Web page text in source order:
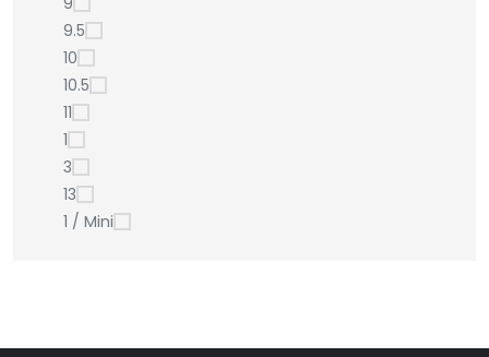
9.5
10
10.5
11
1
3
13
1 / Mini